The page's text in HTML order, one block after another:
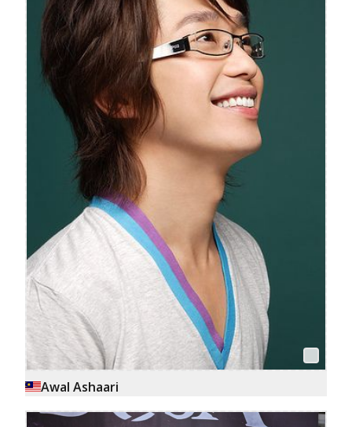
Awal Ashaari